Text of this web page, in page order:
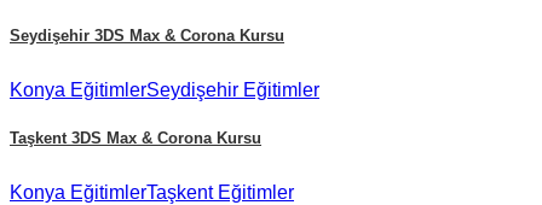
Seydişehir 3DS Max & Corona Kursu
Konya EğitimlerSeydişehir Eğitimler
Taşkent 3DS Max & Corona Kursu
Konya EğitimlerTaşkentEğitimler